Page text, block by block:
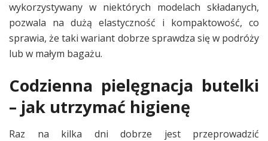
wykorzystywany w niektórych modelach składanych,
pozwala na dużą elastyczność i kompaktowość, co
sprawia, że taki wariant dobrze sprawdza się w podróży
lub w małym bagażu.
Codzienna pielęgnacja butelki
– jak utrzymać higienę
Raz na kilka dni dobrze jest przeprowadzić